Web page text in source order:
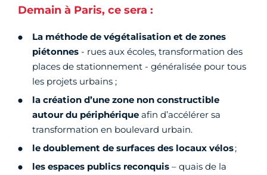
Demain à Paris, ce sera :
La méthode de végétalisation et de zones
piétonnes - rues aux écoles, transformation des
places de stationnement - généralisée pour tous
les projets urbains ;
la création d’une zone non constructible
autour du périphérique afin d’accélérer sa
transformation en boulevard urbain.
le doublement de surfaces des locaux vélos;
les espaces publics reconquis – quais de la